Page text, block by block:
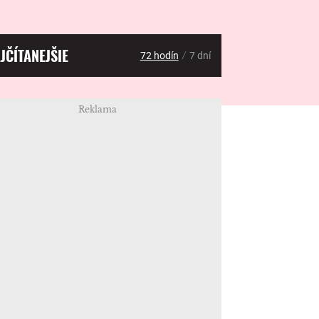
72 hodín / 7 dní
Reklama